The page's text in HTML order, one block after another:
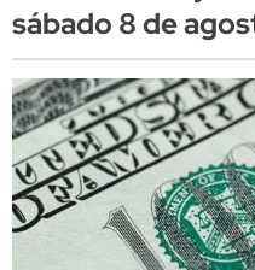
sábado 8 de